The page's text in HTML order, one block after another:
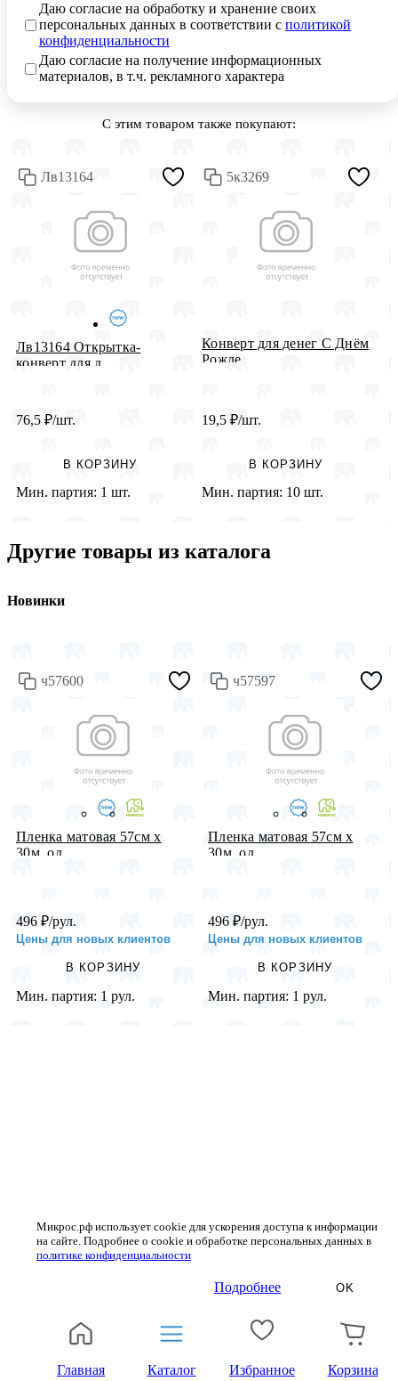
Даю согласие на обработку и хранение своих
персональных данных в соответствии с политикой
конфиденциальности
Даю согласие на получение информационных
материалов, в т.ч. рекламного характера
С этим товаром также покупают:
Лв13164
Лв13164 Открытка-
конверт для д...
76,5 ₽/шт.
В КОРЗИНУ
Мин. партия: 1 шт.
5к3269
Конверт для денег С Днём
Рожде...
19,5 ₽/шт.
В КОРЗИНУ
Мин. партия: 10 шт.
Другие товары из каталога
Новинки
ч57600
Пленка матовая 57см х
30м, од...
496 ₽/рул.
Цены для новых клиентов
В КОРЗИНУ
Мин. партия: 1 рул.
ч57597
Пленка матовая 57см х
30м, од...
496 ₽/рул.
Цены для новых клиентов
В КОРЗИНУ
Мин. партия: 1 рул.
Микрос.рф использует cookie для ускорения доступа к информации
на сайте. Подробнее о cookie и обработке персональных данных в
политике конфиденциальности
Подробнее OK
Главная Каталог Избранное Корзина